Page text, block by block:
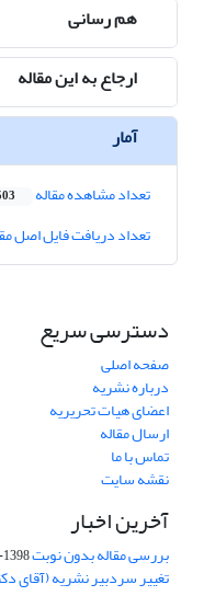
هم رسانی
ارجاع به این مقاله
آمار
تعداد مشاهده مقاله
تعداد دریافت فایل اصل
دسترسی سریع
صفحه اصلی
درباره نشریه
اعضای هیات تحریریه
ارسال مقاله
تماس با ما
نقشه سایت
آخرین اخبار
بررسی مقاله بدون نوبت1398-11-01
تغییر سردبیر نشریه (آقای